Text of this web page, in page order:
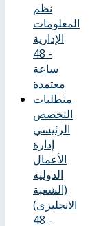
نظم
المعلومات
الإدارية
- 48
ساعة
معتمدة
متطلبات
التخصص
الرئيسي
إدارة
الأعمال
الدوليه
(الشعبة
الانجليزى)
- 48